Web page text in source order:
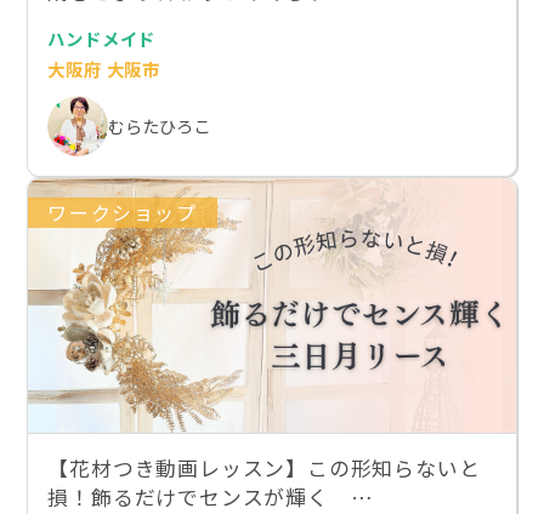
ハンドメイド
大阪府 大阪市
むらたひろこ
ワークショップ
【花材つき動画レッスン】この形知らないと
損！飾るだけでセンスが輝く …